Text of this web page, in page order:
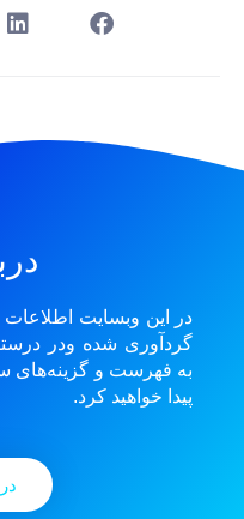
در این وبسایت اطلاعات
گردآوری شده ودر
به فهرست و گزینه‌های
پیدا خواهید کرد.